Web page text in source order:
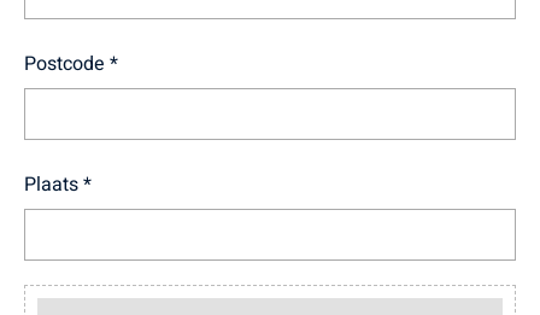
Postcode *
Plaats *